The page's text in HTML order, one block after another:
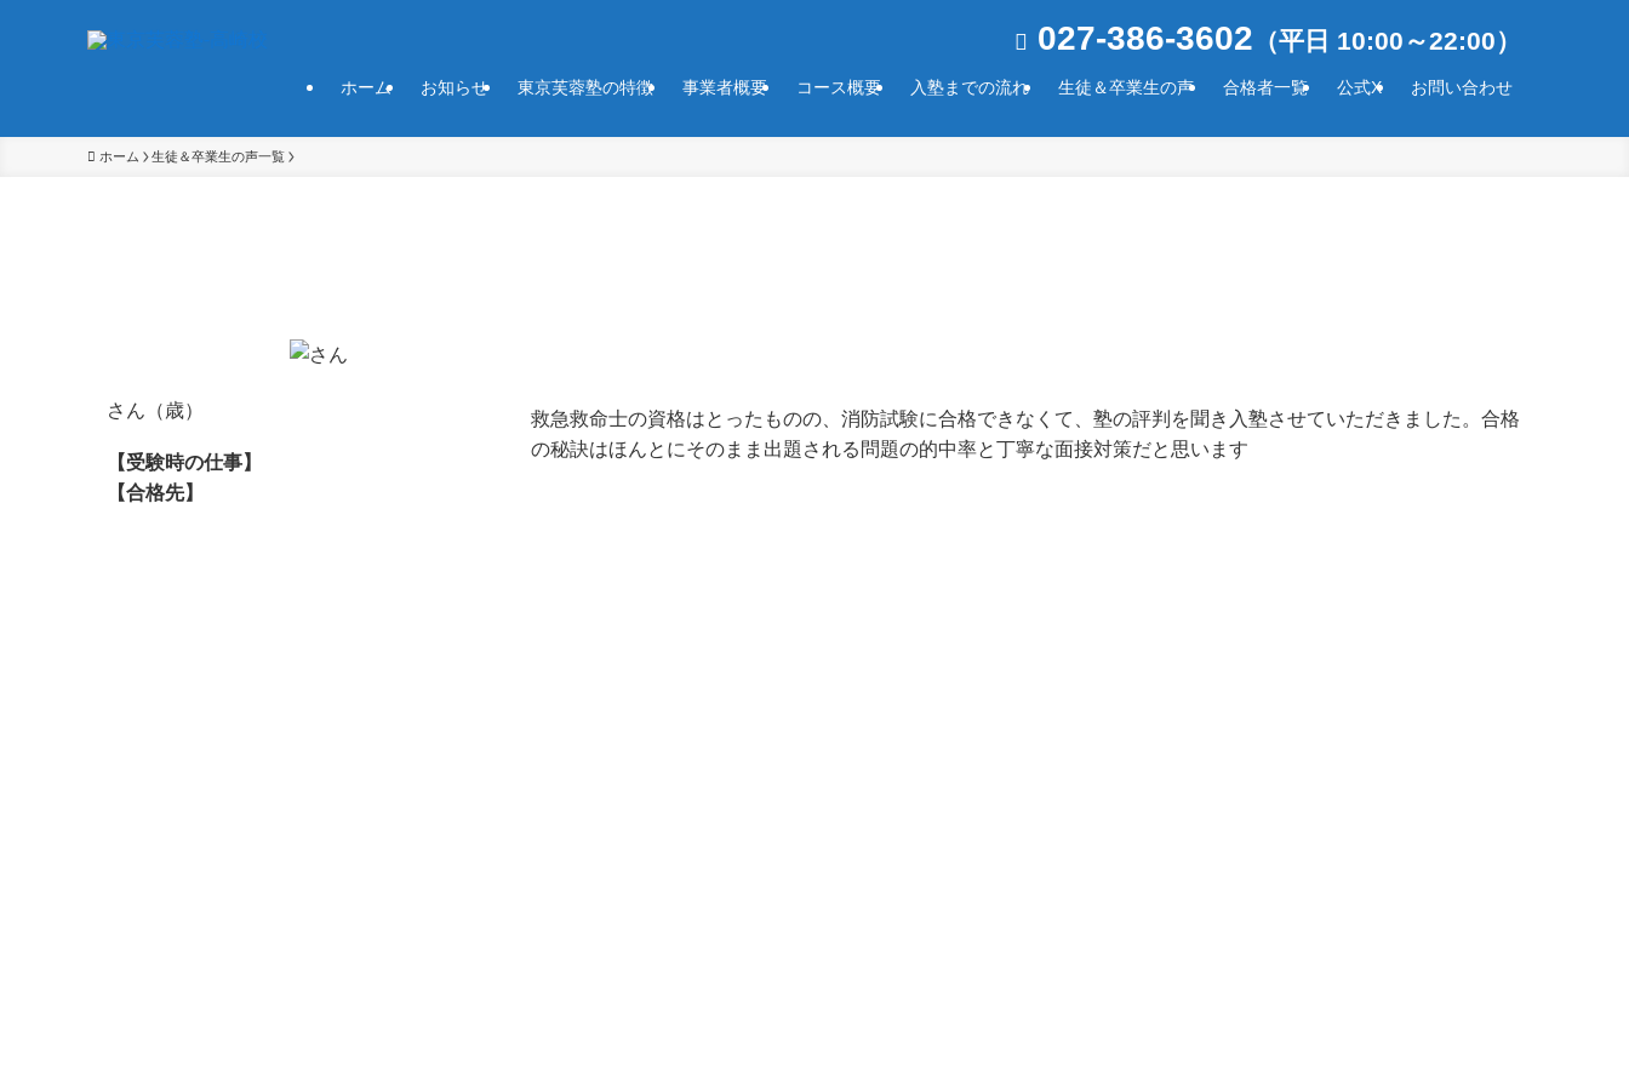
ホーム お知らせ 東京芙蓉塾の特徴 事業者概要 コース概要 入塾までの流れ 生徒＆卒業生の声 合格者一覧 公式X お問い合わせ
027-386-3602 （平日 10:00～22:00）
ホーム 生徒＆卒業生の声一覧
さん（歳）
【受験時の仕事】
【合格先】
救急救命士の資格はとったものの、消防試験に合格できなくて、塾の評判を聞き入塾させていただきました。合格
の秘訣はほんとにそのまま出題される問題の的中率と丁寧な面接対策だと思います